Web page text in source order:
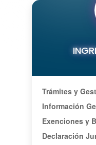
Trámites y
Información
Exenciones y
Declaración